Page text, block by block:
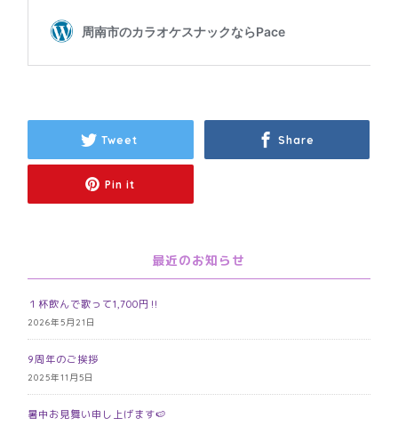
Tweet Share
Pin it
最近のお知らせ
１杯飲んで歌って1,700円‼️
2026年5月21日
9周年のご挨拶
2025年11月5日
暑中お見舞い申し上げます🍉